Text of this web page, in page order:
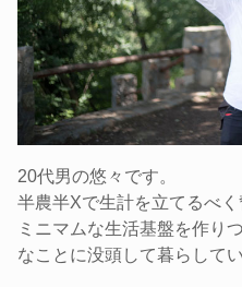
20代男の悠々です。
半農半Xで生計を立てるべく
ミニマムな生活基盤を作り
なことに没頭して暮らしてい